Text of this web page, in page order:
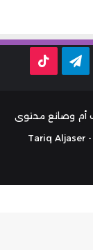
تيلقرام
أم وصانع محتوى
Tariq Aljaser